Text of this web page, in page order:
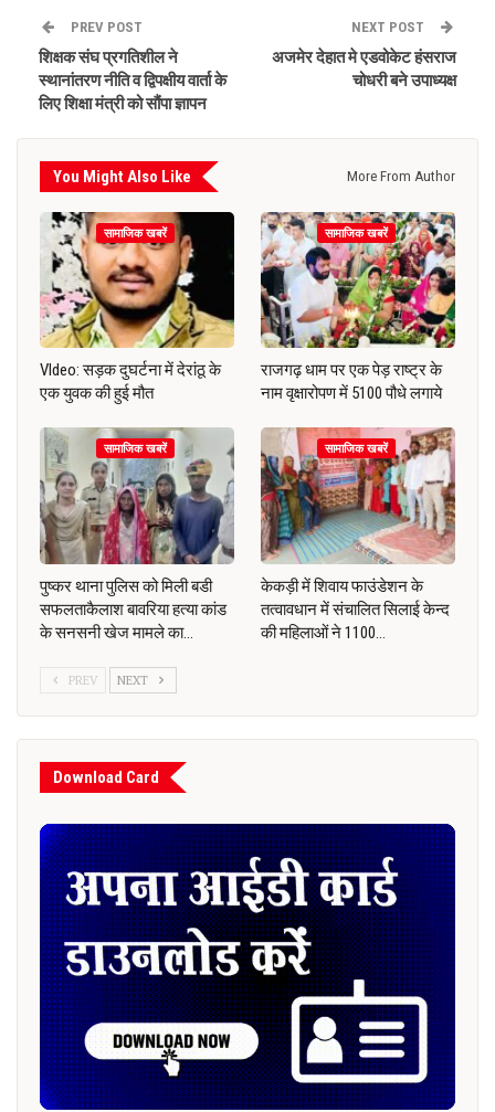
PREV POST
शिक्षक संघ प्रगतिशील ने
स्थानांतरण नीति व द्विपक्षीय वार्ता के
लिए शिक्षा मंत्री को सौंपा ज्ञापन
NEXT POST
अजमेर देहात मे एडवोकेट हंसराज
चोधरी बने उपाध्यक्ष
You Might Also Like More From Author
सामाजिक खबरें
VIdeo: सड़क दुघर्टना में देरांठू के
एक युवक की हुई मौत
सामाजिक खबरें
राजगढ़ धाम पर एक पेड़ राष्ट्र के
नाम वृक्षारोपण में 5100 पौधे लगाये
सामाजिक खबरें
पुष्कर थाना पुलिस को मिली बडी
सफलताकैलाश बावरिया हत्या कांड
के सनसनी खेज मामले का…
सामाजिक खबरें
केकड़ी में शिवाय फाउंडेशन के
तत्वावधान में संचालित सिलाई केन्द
की महिलाओं ने 1100…
PREV NEXT
Download Card